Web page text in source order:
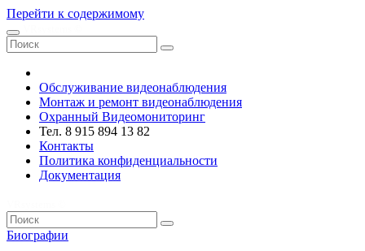
Перейти к содержимому
Обслуживание видеонаблюдения
Монтаж и ремонт видеонаблюдения
Охранный Видеомониторинг
Тел. 8 915 894 13 82
Контакты
Политика конфиденциальности
Документация
Биографии